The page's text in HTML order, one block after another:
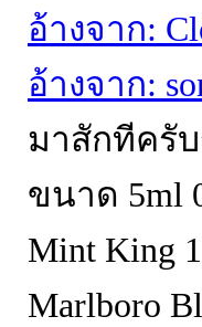
อ้างจาก:
อ้างจาก:
มาสักทีครับ
ขนาด 5ml
Mint King
Marlboro